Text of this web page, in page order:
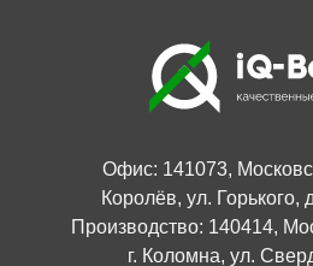
Офис: 141073,
Королёв, ул. Горького,
Производство: 140414,
г. Коломна, ул.